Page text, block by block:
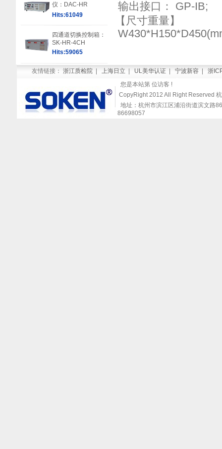
仪：DAC-HR
Hits:61049
四通道切换控制箱：
SK-HR-4CH
Hits:59065
输出接口： GP-IB;
【尺寸重量】
友情链接： 浙江质检院| 上海日立 UL美华认证| 宁波新容| 浙
您是本站第 位访客 !
CopyRight 2012 All Right Reserved
地址：杭州市滨江区浦沿街道滨文
86698057